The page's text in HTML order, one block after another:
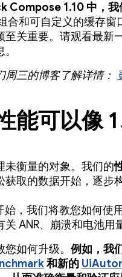
Compose 1.10 中，
合和可自定义的缓存窗
至关重要。请观看最新
周三的博客了解详情：
能可以像
未衡量的对象。我们的
获取的数据开始，逐步
始，我们将教您如何使
关 ANR、崩溃和电池用
如何升级。 例如，我
和新的